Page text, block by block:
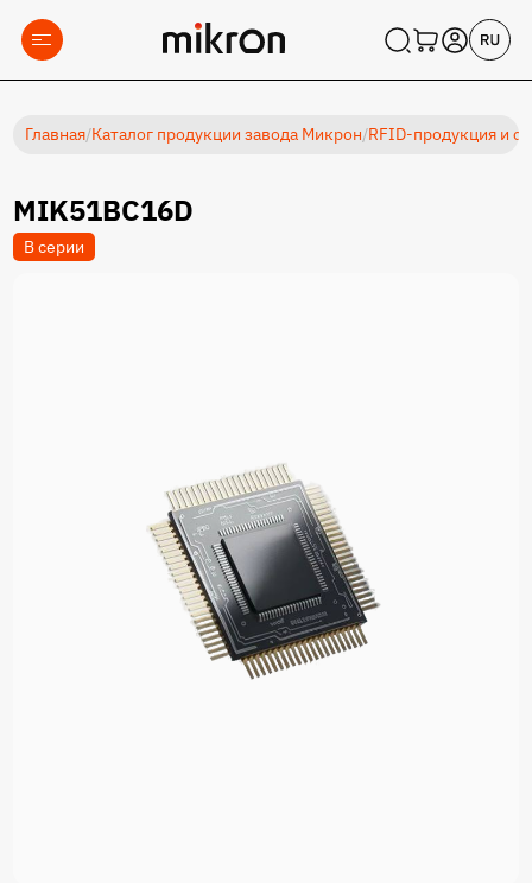
Главная/Каталог продукции завода Микрон/RFID-продукция и
MIK51BC16D
В серии